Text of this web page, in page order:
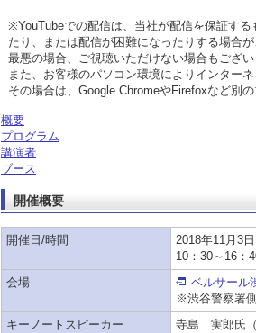
※YouTubeでの配信は、当社が配信を保証す
たり、または配信が困難になったりする場合
最悪の場合、ご視聴いただけない場合もござ
また、お客様のパソコン環境によりインター
その場合は、Google ChromeやFirefoxなど別
概要
プログラム
講演者
ブース
開催概要
開催日/時間
2018年11月3
10：30～16：
会場
ベルサール
※渋谷警察署
キーノートスピーカー
寺島 実郎氏